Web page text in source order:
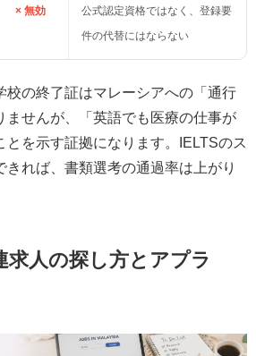
× 無効 公式認定資格ではなく、登録要
件の代替にはならない
校の終了証はマレーシアへの「通行
ませんが、「英語でも医療の仕事が
とを示す証拠になります。IELTSのス
きれば、書類選考の通過率は上がり
求人の探し方とアプラ